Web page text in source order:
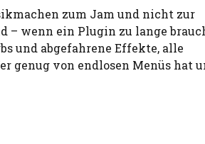
zum Jam und nicht zur
– wenn ein Plugin zu lange
und abgefahrene Effekte, alle
genug von endlosen Menüs hat